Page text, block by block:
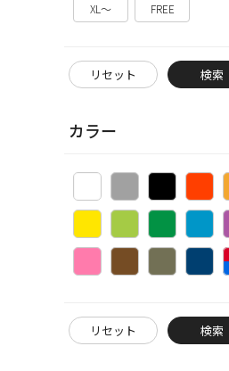
XL～ FREE
リセット 検索
カラー
リセット 検索